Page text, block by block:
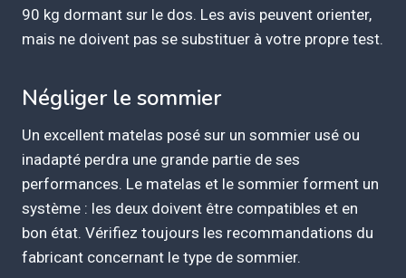
90 kg dormant sur le dos. Les avis peuvent orienter,
mais ne doivent pas se substituer à votre propre test.
Négliger le sommier
Un excellent matelas posé sur un sommier usé ou
inadapté perdra une grande partie de ses
performances. Le matelas et le sommier forment un
système : les deux doivent être compatibles et en
bon état. Vérifiez toujours les recommandations du
fabricant concernant le type de sommier.